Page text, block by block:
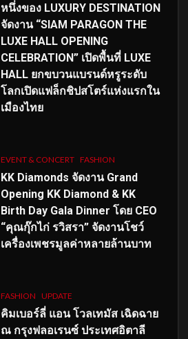
หนึ่งของ LUXURY DESTINATION
จัดงาน “SIAM PARAGON THE
LUXE HALL OPENING
CELEBRATION” เปิดพื้นที่ LUXE
HALL ยกขบวนแบรนด์หรูระดับ
โลกเปิดแฟล็กชิปสโตร์แห่งแรกใน
เมืองไทย
EVENT & CONCERT FASHION
KK Diamonds จัดงาน Grand
Opening KK Diamond & KK
Birth Day Gala Dinner โดย CEO
“คุณกุ๊กไก่ รวิสรา” จัดงานโชว์
เครื่องเพชรมูลค่าหลายล้านบาท
FASHION UPDATE
คิมเบอร์ลี่ แอน โวลเทมัส เฉิดฉาย
ณ กรุงฟลอเรนซ์ ประเทศอิตาลี